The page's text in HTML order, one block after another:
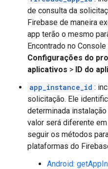
de consulta da
Firebase de maneira
app terão o mesmo
Encontrado no
Configurações do
aplicativos > ID do
app_instance_id :
solicitação. Ele
determinada
valor será diferente
seguir os métodos
plataformas do
Android: